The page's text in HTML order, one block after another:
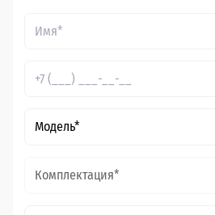
Модель*
Комплектация*